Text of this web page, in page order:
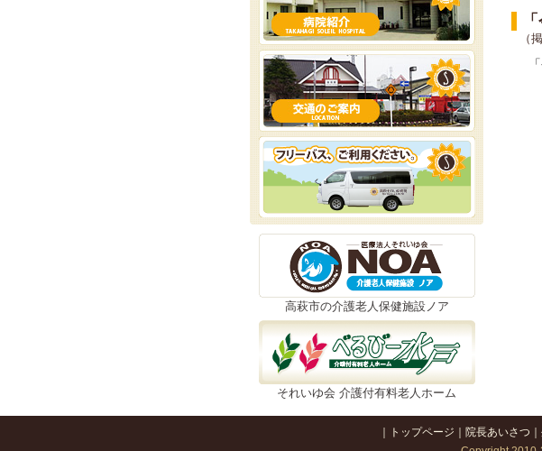
高萩市の介護老人保健施設ノア
それいゆ会 介護付有料老人ホーム
（
トップページ 院長あいさつ